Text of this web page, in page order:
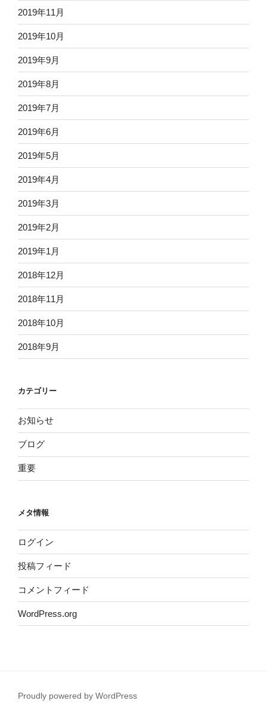
2019年11月
2019年10月
2019年9月
2019年8月
2019年7月
2019年6月
2019年5月
2019年4月
2019年3月
2019年2月
2019年1月
2018年12月
2018年11月
2018年10月
2018年9月
カテゴリー
お知らせ
ブログ
重要
メタ情報
ログイン
投稿フィード
コメントフィード
WordPress.org
Proudly powered by WordPress